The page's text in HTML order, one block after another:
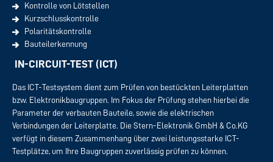
Kontrolle von Lötstellen
Kurzschlusskontrolle
Polaritätskontrolle
Bauteilerkennung
IN-CIRCUIT-TEST (ICT)
Das ICT-Testsystem dient zum Prüfen von bestückten Leiterplatten
bzw. Elektronikbaugruppen. Im Fokus der Prüfung stehen hierbei die
Parameter der verbauten Bauteile, sowie die elektrischen
Verbindungen der Leiterplatte. Die Stern-Elektronik GmbH & Co.KG
verfügt in diesem Zusammenhang über zwei leistungsstarke ICT-
Testplätze, um Ihre Baugruppen zuverlässig prüfen zu können.